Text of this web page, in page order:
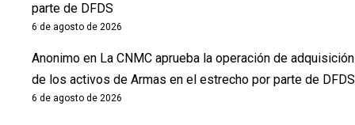
parte de DFDS
6 de agosto de 2026
Anonimo en La CNMC aprueba la operación de adquisición
de los activos de Armas en el estrecho por parte de DFDS
6 de agosto de 2026